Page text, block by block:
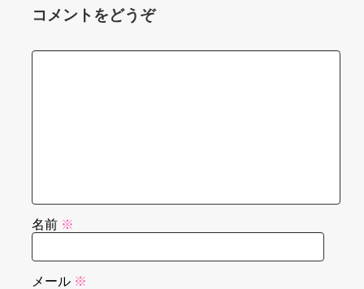
コメントをどうぞ
名前 ※
メール ※